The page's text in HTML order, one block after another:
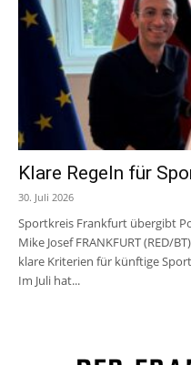
Klare Regeln für
30. Juli 2026
Sportkreis Frankfurt übergibt
Mike Josef FRANKFURT (RED/
klare Kriterien für künftige
Im Juli hat...